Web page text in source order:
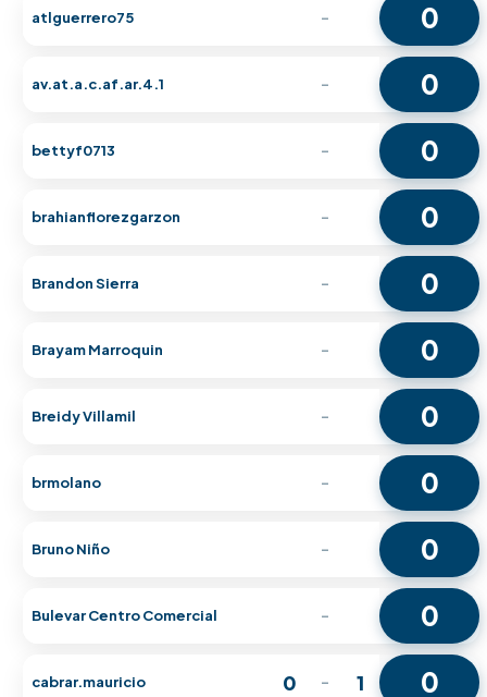
atlguerrero75 - 0
av.at.a.c.af.ar.4.1 - 0
bettyf0713 - 0
brahianflorezgarzon - 0
Brandon Sierra - 0
Brayam Marroquin - 0
Breidy Villamil - 0
brmolano - 0
Bruno Niño - 0
Bulevar Centro Comercial - 0
cabrar.mauricio 0 - 1 0